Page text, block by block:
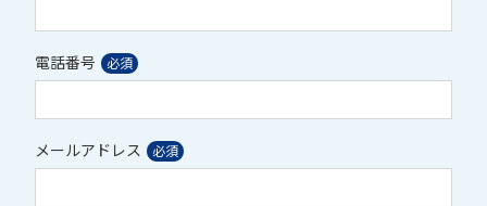
電話番号
メールアドレス